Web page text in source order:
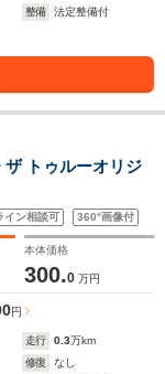
整備
法定整備付
トゥルーオリジ
イン相談可 360°画像付
本体価格
300.0 万円
円
走行 0.3万km
修復
なし